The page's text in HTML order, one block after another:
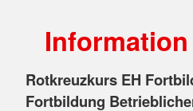
Rotkreuzkurs EH
Fortbildung